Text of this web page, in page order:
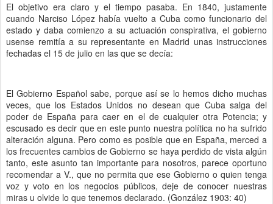
El objetivo era claro y el tiempo pasaba. En 1840, justamente
cuando Narciso López había vuelto a Cuba como funcionario del
estado y daba comienzo a su actuación conspirativa, el gobierno
usense remitía a su representante en Madrid unas instrucciones
fechadas el 15 de julio en las que se decía:
El Gobierno Español sabe, porque así se lo hemos dicho muchas
veces, que los Estados Unidos no desean que Cuba salga del
poder de España para caer en el de cualquier otra Potencia; y
escusado es decir que en este punto nuestra política no ha sufrido
alteración alguna. Pero como es posible que en España, merced a
los frecuentes cambios de Gobierno se haya perdido de vista algún
tanto, este asunto tan importante para nosotros, parece oportuno
recomendar a V., que no permita que ese Gobierno o quien tenga
voz y voto en los negocios públicos, deje de conocer nuestras
miras u olvide lo que tenemos declarado. (González 1903: 40)